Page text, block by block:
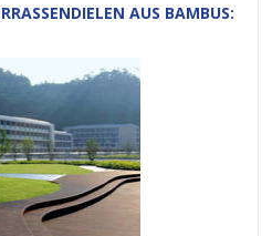
AUS BAMBUS: